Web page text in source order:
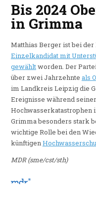
Bis 2024
in Grimma
Matthias Berger ist bei der
Einzelkandidat mit
gewähltworden. Der
über zwei Jahrzehnte als
im Landkreis Leipzig die
Ereignisse während
Hochwasserkatastrophen
Grimma besonders stark
wichtige Rolle bei den
künftigen
MDR (sme/cst/sth)